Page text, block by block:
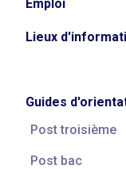
Emploi
Lieux
Guides
Post troisième
Post bac